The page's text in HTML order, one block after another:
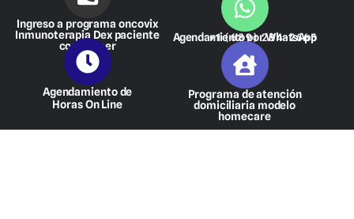
Ingreso a programa oncovix
Inmunoterapia Dex paciente
con cáncer
Agendamiento por WhatsApp
+1 (689) 284-2665
Agendamiento de
Horas On Line
Programa de atención
domiciliaria modelo
homecare